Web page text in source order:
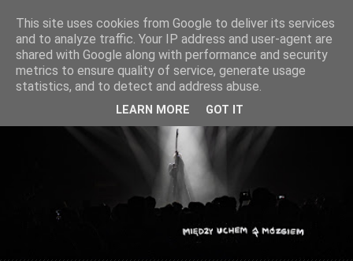
This site uses cookies from Google to deliver its services
and to analyze traffic. Your IP address and user-agent are
shared with Google along with performance and security
metrics to ensure quality of service, generate usage
statistics, and to detect and address abuse.
LEARN MORE GOT IT